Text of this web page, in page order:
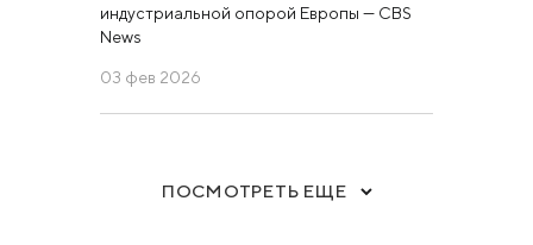
индустриальной опорой Европы — CBS
News
03 фев 2026
ПОСМОТРЕТЬ ЕЩЕ